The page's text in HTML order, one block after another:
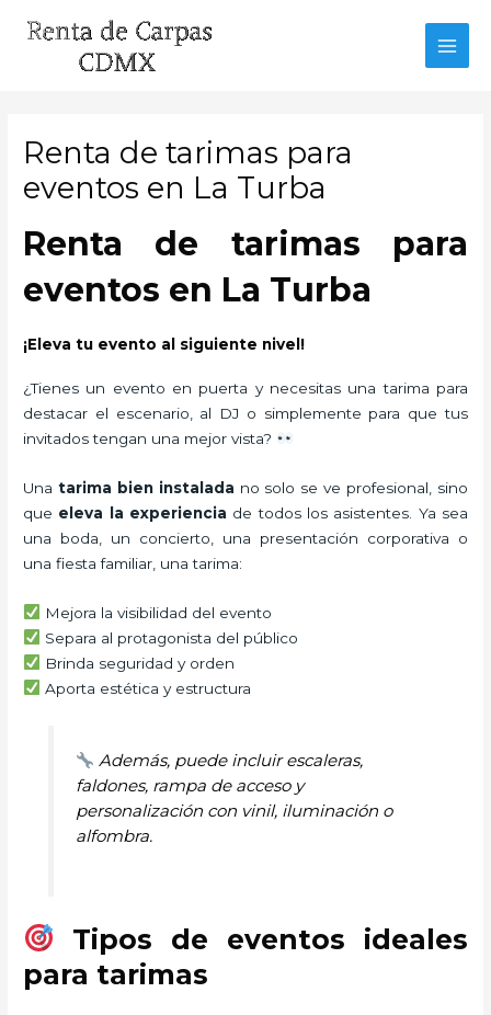
Renta de tarimas para
eventos en La Turba
Renta de tarimas para
eventos en La Turba
¡Eleva tu evento al siguiente nivel!
¿Tienes un evento en puerta y necesitas una tarima para
destacar el escenario, al DJ o simplemente para que tus
invitados tengan una mejor vista?
Una tarima bien instalada no solo se ve profesional, sino
que eleva la experiencia de todos los asistentes. Ya sea
una boda, un concierto, una presentación corporativa o
una fiesta familiar, una tarima:
Mejora la visibilidad del evento
Separa al protagonista del público
Brinda seguridad y orden
Aporta estética y estructura
Además, puede incluir escaleras,
faldones, rampa de acceso y
personalización con vinil, iluminación o
alfombra.
Tipos de eventos ideales
para tarimas